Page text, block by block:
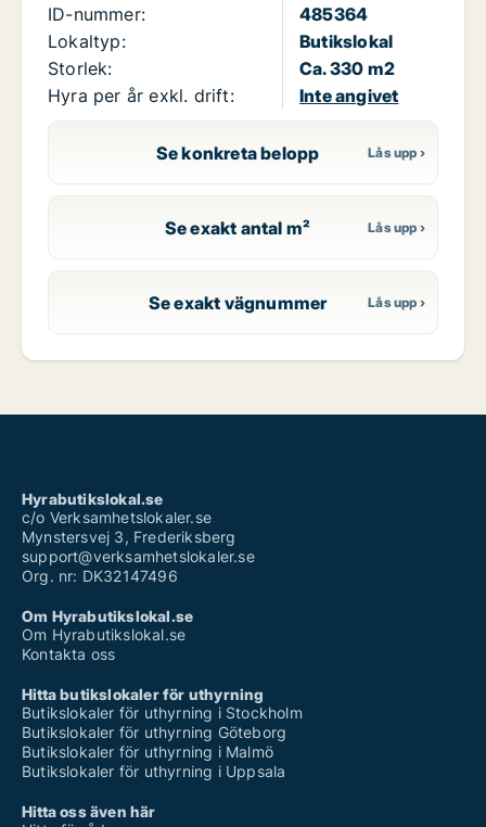
ID-nummer:
485364
Lokaltyp:
Butikslokal
Storlek:
Ca. 330 m2
Hyra per år exkl. drift:
Inte angivet
Se konkreta belopp
Se exakt antal m²
Se exakt vägnummer
Hyrabutikslokal.se
c/o Verksamhetslokaler.se
Mynstersvej 3, Frederiksberg
support@verksamhetslokaler.se
Org. nr: DK32147496
Om Hyrabutikslokal.se
Om Hyrabutikslokal.se
Kontakta oss
Hitta butikslokaler för uthyrning
Butikslokaler för uthyrning i Stockholm
Butikslokaler för uthyrning Göteborg
Butikslokaler för uthyrning i Malmö
Butikslokaler för uthyrning i Uppsala
Hitta oss även här